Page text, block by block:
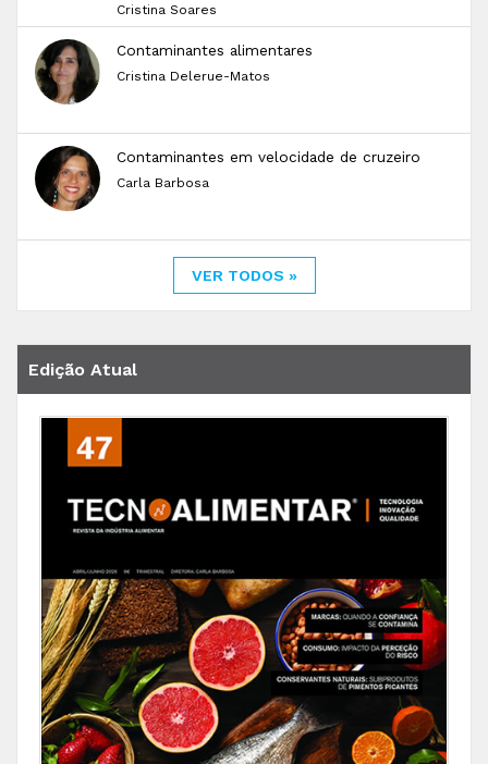
Cristina Soares
Contaminantes alimentares
Cristina Delerue-Matos
Contaminantes em velocidade de cruzeiro
Carla Barbosa
VER TODOS »
Edição Atual